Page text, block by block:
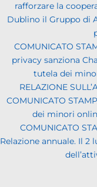
rafforzare la
Dublino il Gruppo di
COMUNICATO
privacy sanziona
tutela dei
RELAZIONE
COMUNICATO
dei minori
COMUNICATO
Relazione annuale. Il